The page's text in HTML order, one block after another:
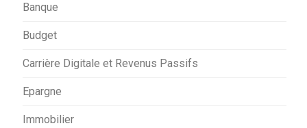
Banque
Budget
Carrière Digitale et Revenus Passifs
Epargne
Immobilier